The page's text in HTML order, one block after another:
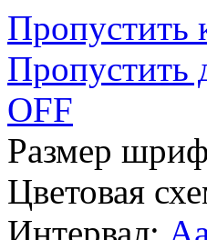
Пропустить
Пропустить
OFF
Размер
Цветовая